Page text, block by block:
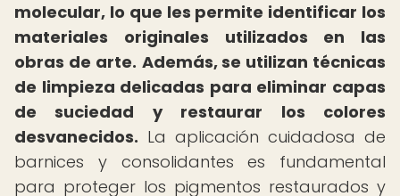
molecular, lo que les permite identificar los
materiales originales utilizados en las
obras de arte. Además, se utilizan técnicas
de limpieza delicadas para eliminar capas
de suciedad y restaurar los colores
desvanecidos. La aplicación cuidadosa de
barnices y consolidantes es fundamental
para proteger los pigmentos restaurados y